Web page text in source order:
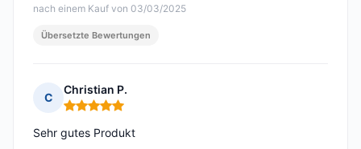
nach einem Kauf von 03/03/2025
Übersetzte Bewertungen
C
Christian P.
Hinweis: 5 von 5
Sehr gutes Produkt